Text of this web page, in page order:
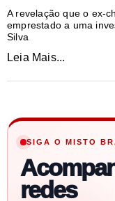
A revelação que o ex-
emprestado a uma
Silva
Leia Mais...
SIGA O MISTO
redes